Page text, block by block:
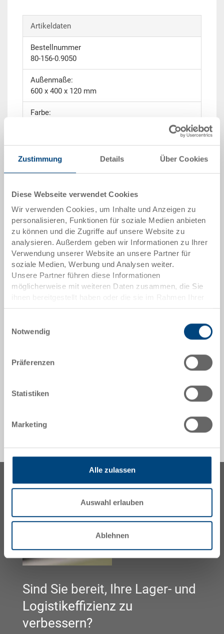
Zustimmung Details Über Cookies
Diese Webseite verwendet Cookies
Wir verwenden Cookies, um Inhalte und Anzeigen zu
personalisieren, Funktionen für soziale Medien anbieten
zu können und die Zugriffe auf unsere Website zu
analysieren. Außerdem geben wir Informationen zu Ihrer
Verwendung unserer Website an unsere Partner für
soziale Medien, Werbung und Analysen weiter.
Unsere Partner führen diese Informationen
möglicherweise mit weiteren Daten zusammen, die Sie
Nutzung der Dienste gesammelt haben.
Notwendig
Präferenzen
Statistiken
Marketing
Alle zulassen
Auswahl erlauben
Ablehnen
Artikeldaten
Bestellnummer
80-156-0.9050
Außenmaße:
600 x 400 x 120 mm
Farbe:
Verpackungseinheit:
GIBO
Angebot anfordern
Technische Daten
Der Transportroller in der Größe 600 x 400 x 120 mm
verfügt über 4 Lenkrollen und einen offenen Rahmen.
Auf diesem tragfähigen Transportroller lassen sich
Sind Sie bereit, Ihre Lager- und
Logistikeffizienz zu
verbessern?